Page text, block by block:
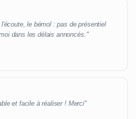
le bémol : pas de présentiel
dans les délais annoncés."
et facile à réaliser ! Merci"